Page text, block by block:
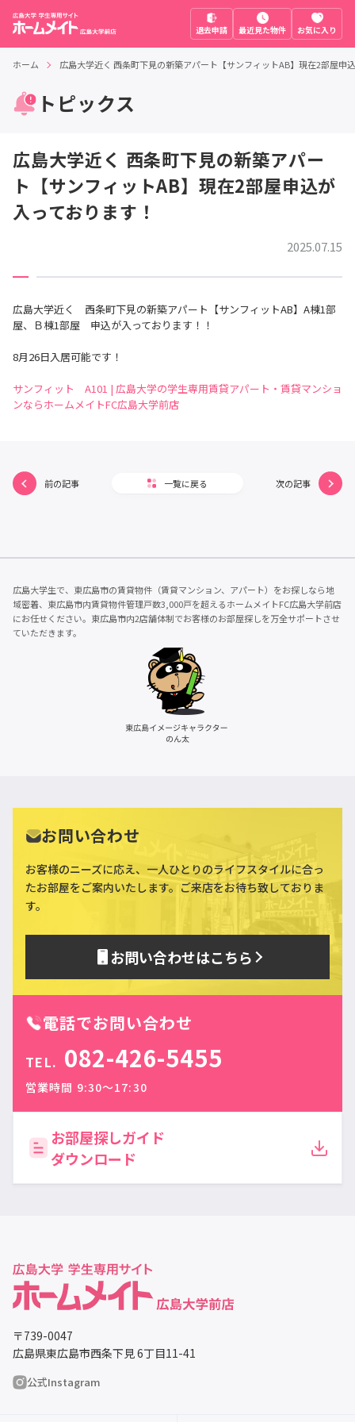
退去申請 最近見た物件 お気に入り
ホーム 広島大学近く 西条町下見の新築アパート【サンフィットAB】現在2部屋申
トピックス
広島大学近く 西条町下見の新築アパー
ト【サンフィットAB】現在2部屋申込が
入っております！
2025.07.15
広島大学近く 西条町下見の新築アパート【サンフィットAB】A棟1部
屋、Ｂ棟1部屋 申込が入っております！！
8月26日入居可能です！
サンフィット A101 | 広島大学の学生専用賃貸アパート・賃貸マンショ
ンならホームメイトFC広島大学前店
前の記事 一覧に戻る 次の記事
広島大学生で、東広島市の賃貸物件（賃貸マンション、アパート）をお探しなら地
域密着、東広島市内賃貸物件管理戸数3,000戸を超えるホームメイトFC広島大学前店
にお任せください。東広島市内2店舗体制でお客様のお部屋探しを万全サポートさせ
ていただきます。
お問い合わせ
お客様のニーズに応え、一人ひとりのライフスタイルに合っ
たお部屋をご案内いたします。ご来店をお待ち致しておりま
す。
お問い合わせはこちら
電話でお問い合わせ
TEL. 082-426-5455
営業時間 9:30〜17:30
お部屋探しガイド
ダウンロード
〒739-0047
広島県東広島市西条下見 6丁目11-41
公式Instagram